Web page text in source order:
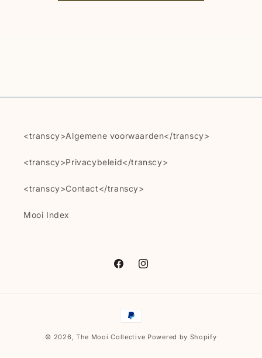
<transcy>Algemene voorwaarden</transcy>
<transcy>Privacybeleid</transcy>
<transcy>Contact</transcy>
Mooi Index
FacebookInstagram
Betaalmethoden
© 2026, The Mooi Collective Powered by Shopify